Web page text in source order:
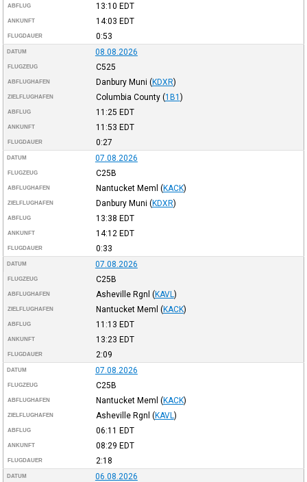
ABFLUG 13:10 EDT
ANKUNFT 14:03 EDT
FLUGDAUER 0:53
DATUM 08.08.2026
FLUGZEUG C525
ABFLUGHAFEN Danbury Muni (KDXR)
ZIELFLUGHAFEN Columbia County (1B1 )
ABFLUG 11:25 EDT
ANKUNFT 11:53 EDT
FLUGDAUER 0:27
DATUM 07.08.2026
FLUGZEUG C25B
ABFLUGHAFEN Nantucket Meml (KACK)
ZIELFLUGHAFEN Danbury Muni (KDXR)
ABFLUG 13:38 EDT
ANKUNFT 14:12 EDT
FLUGDAUER 0:33
DATUM 07.08.2026
FLUGZEUG C25B
ABFLUGHAFEN Asheville Rgnl (KAVL )
ZIELFLUGHAFEN Nantucket Meml (KACK)
ABFLUG 11:13 EDT
ANKUNFT 13:23 EDT
FLUGDAUER 2:09
DATUM 07.08.2026
FLUGZEUG C25B
ABFLUGHAFEN Nantucket Meml (KACK)
ZIELFLUGHAFEN Asheville Rgnl (KAVL )
ABFLUG 06:11 EDT
ANKUNFT 08:29 EDT
FLUGDAUER 2:18
DATUM 06.08.2026